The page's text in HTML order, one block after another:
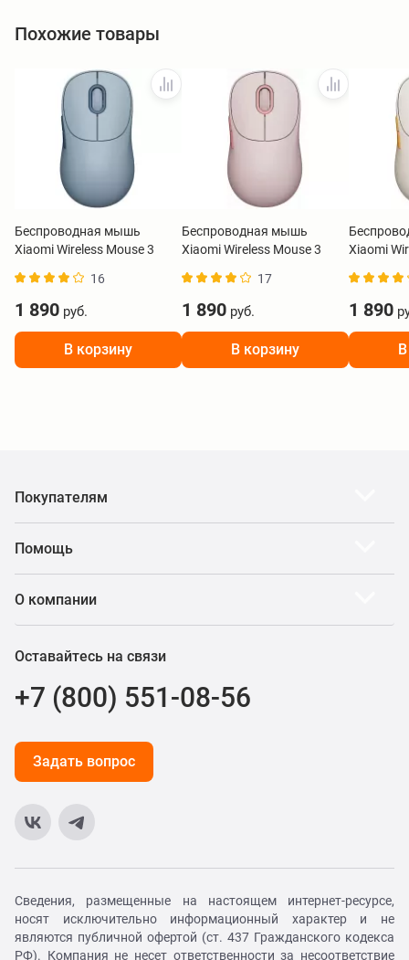
Похожие товары
Беспроводная мышь
Xiaomi Wireless Mouse 3
16
1 890 руб.
В корзину
Беспроводная мышь
Xiaomi Wireless Mouse 3
17
1 890 руб.
В корзину
Xiaomi
1 890
Покупателям
Помощь
О компании
Оставайтесь на связи
+7 (800) 551-08-56
Задать вопрос
Сведения, размещенные на настоящем интернет-ресурсе,
носят исключительно информационный характер и не
являются публичной офертой (ст. 437 Гражданского кодекса
РФ). Компания не несет ответственности за несоответствие